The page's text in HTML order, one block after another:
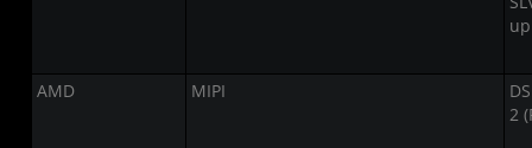
AMD MIPI
2